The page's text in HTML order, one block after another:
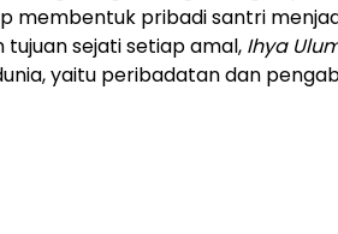
pribadi santri
sejati setiap amal, Ihya
yaitu peribadatan dan